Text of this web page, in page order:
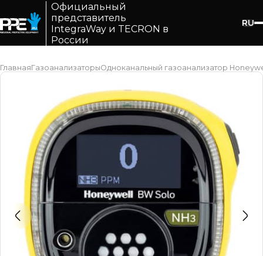
Официальный
представитель
IntegraWay и TECRON в
России
RU
ГлавнаяГазоанализаторыОдноканальный газоанализатор